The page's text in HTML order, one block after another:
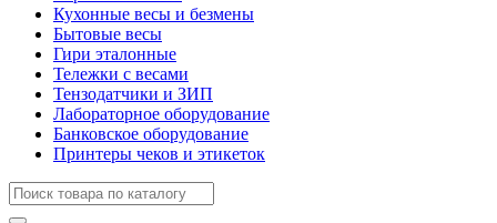
Кухонные весы и безмены
Бытовые весы
Гири эталонные
Тележки с весами
Тензодатчики и ЗИП
Лабораторное оборудование
Банковское оборудование
Принтеры чеков и этикеток